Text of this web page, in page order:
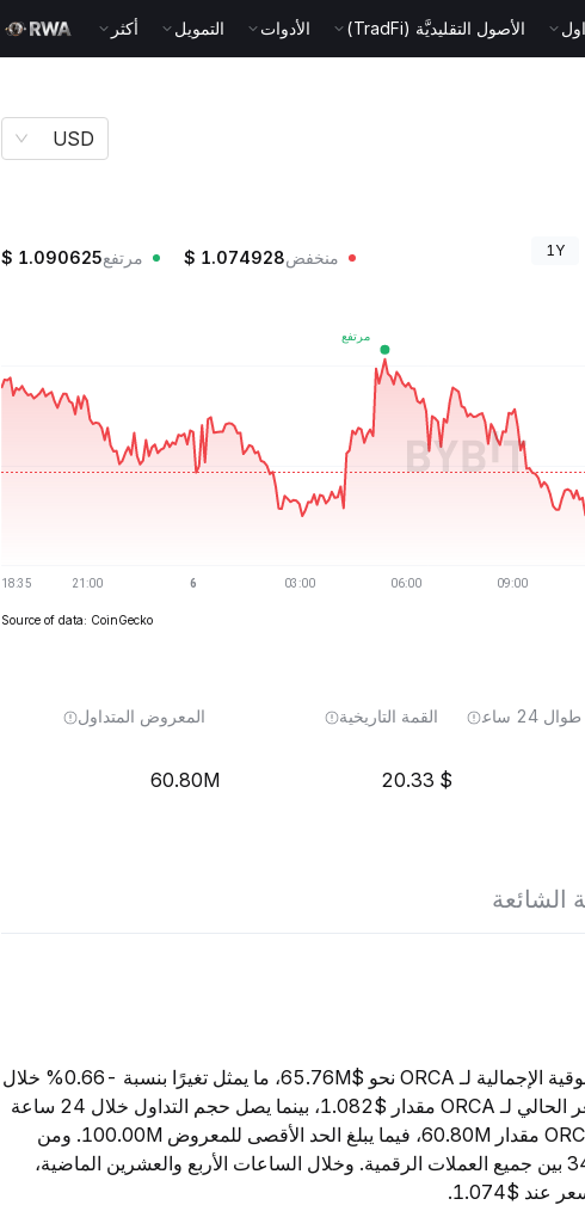
الأصول التقليديَّة (TradFi) الأدوات التمويل أكثر
USD
1Y منخفض $ 1.074928 مرتفع $ 1.090625
Source of data: CoinGecko
حجم التداول طوال 24 ساع
القمة التاريخية
20.33
المعروض المتداول
60.80M
الشائعة
اعتبارًا من 6 أغسطس 2026، تبلغ القيمة السوقية الإجمالية لـ ORCA نحو $65.76M، ما يمثل تغيرًا بنسبة -0.66% خلال
الساعات الأربع والعشرين الماضية. ويبلغ السعر الحالي لـ ORCA مقدار $1.082، بينما يصل حجم التداول خلال 24 ساعة
إلى $6.85M. ويبلغ المعروض المتداول من ORCA مقدار 60.80M، فيما يبلغ الحد الأقصى للمعروض 100.00M. ومن
حيث القيمة السوقية، تحتل ORCA المرتبة 340 بين جميع العملات الرقمية. وخلال الساعات الأربع والعشرين الماضية،